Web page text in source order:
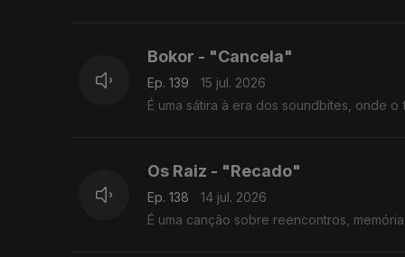
Bokor - "Cancela"
Ep. 139
15 jul. 2026
É uma sátira à era dos soundbites, onde
Os Raiz - "Recado"
Ep. 138
14 jul. 2026
É uma canção sobre reencontros,